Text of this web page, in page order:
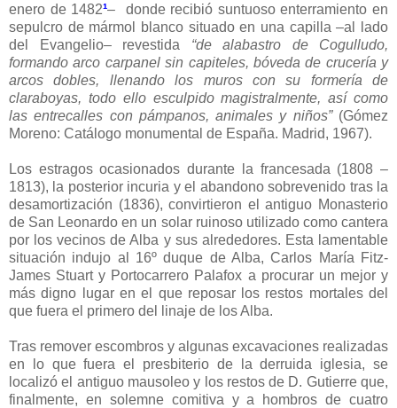
enero de 1482¹– donde recibió suntuoso enterramiento en
sepulcro de mármol blanco situado en una capilla –al lado
del Evangelio– revestida “de alabastro de Cogulludo,
formando arco carpanel sin capiteles, bóveda de crucería y
arcos dobles, llenando los muros con su formería de
claraboyas, todo ello esculpido magistralmente, así como
las entrecalles con pámpanos, animales y niños” (Gómez
Moreno: Catálogo monumental de España. Madrid, 1967).
Los estragos ocasionados durante la francesada (1808 –
1813), la posterior incuria y el abandono sobrevenido tras la
desamortización (1836), convirtieron el antiguo Monasterio
de San Leonardo en un solar ruinoso utilizado como cantera
por los vecinos de Alba y sus alrededores. Esta lamentable
situación indujo al 16º duque de Alba, Carlos María Fitz-
James Stuart y Portocarrero Palafox a procurar un mejor y
más digno lugar en el que reposar los restos mortales del
que fuera el primero del linaje de los Alba.
Tras remover escombros y algunas excavaciones realizadas
en lo que fuera el presbiterio de la derruida iglesia, se
localizó el antiguo mausoleo y los restos de D. Gutierre que,
finalmente, en solemne comitiva y a hombros de cuatro